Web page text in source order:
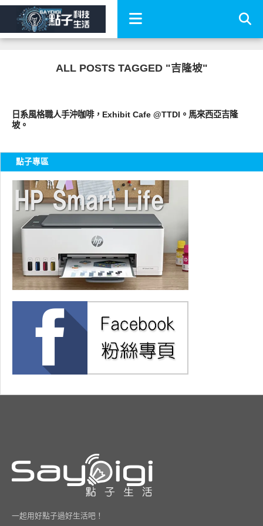
ALL POSTS TAGGED "吉隆坡"
日系風格職人手沖咖啡，Exhibit Cafe @TTDI。馬來西亞吉隆
坡。
點子專區
一起用好點子過好生活吧！